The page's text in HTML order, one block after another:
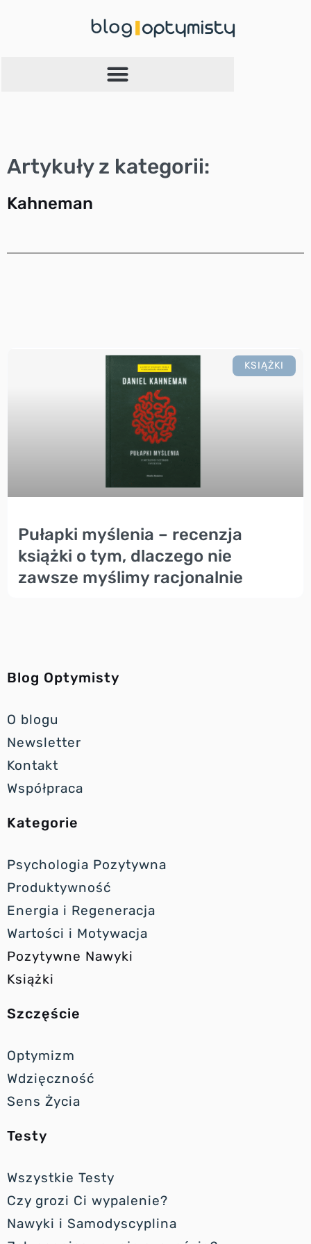
Artykuły z kategorii:
Kahneman
KSIĄŻKI
Pułapki myślenia – recenzja
książki o tym, dlaczego nie
zawsze myślimy racjonalnie
Blog Optymisty
O blogu
Newsletter
Kontakt
Współpraca
Kategorie
Psychologia Pozytywna
Produktywność
Energia i Regeneracja
Wartości i Motywacja
Pozytywne Nawyki
Książki
Szczęście
Optymizm
Wdzięczność
Sens Życia
Testy
Wszystkie Testy
Czy grozi Ci wypalenie?
Nawyki i Samodyscyplina